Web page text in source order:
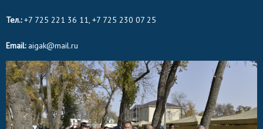
Тел.:+7 725 221 36 11, +7 725 230 07 25
Email:aigak@mail.ru